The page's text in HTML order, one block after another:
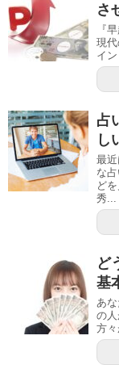
さ
『
現
イ
占
し
最
な
ど
秀...
ど
基
あ
の
方